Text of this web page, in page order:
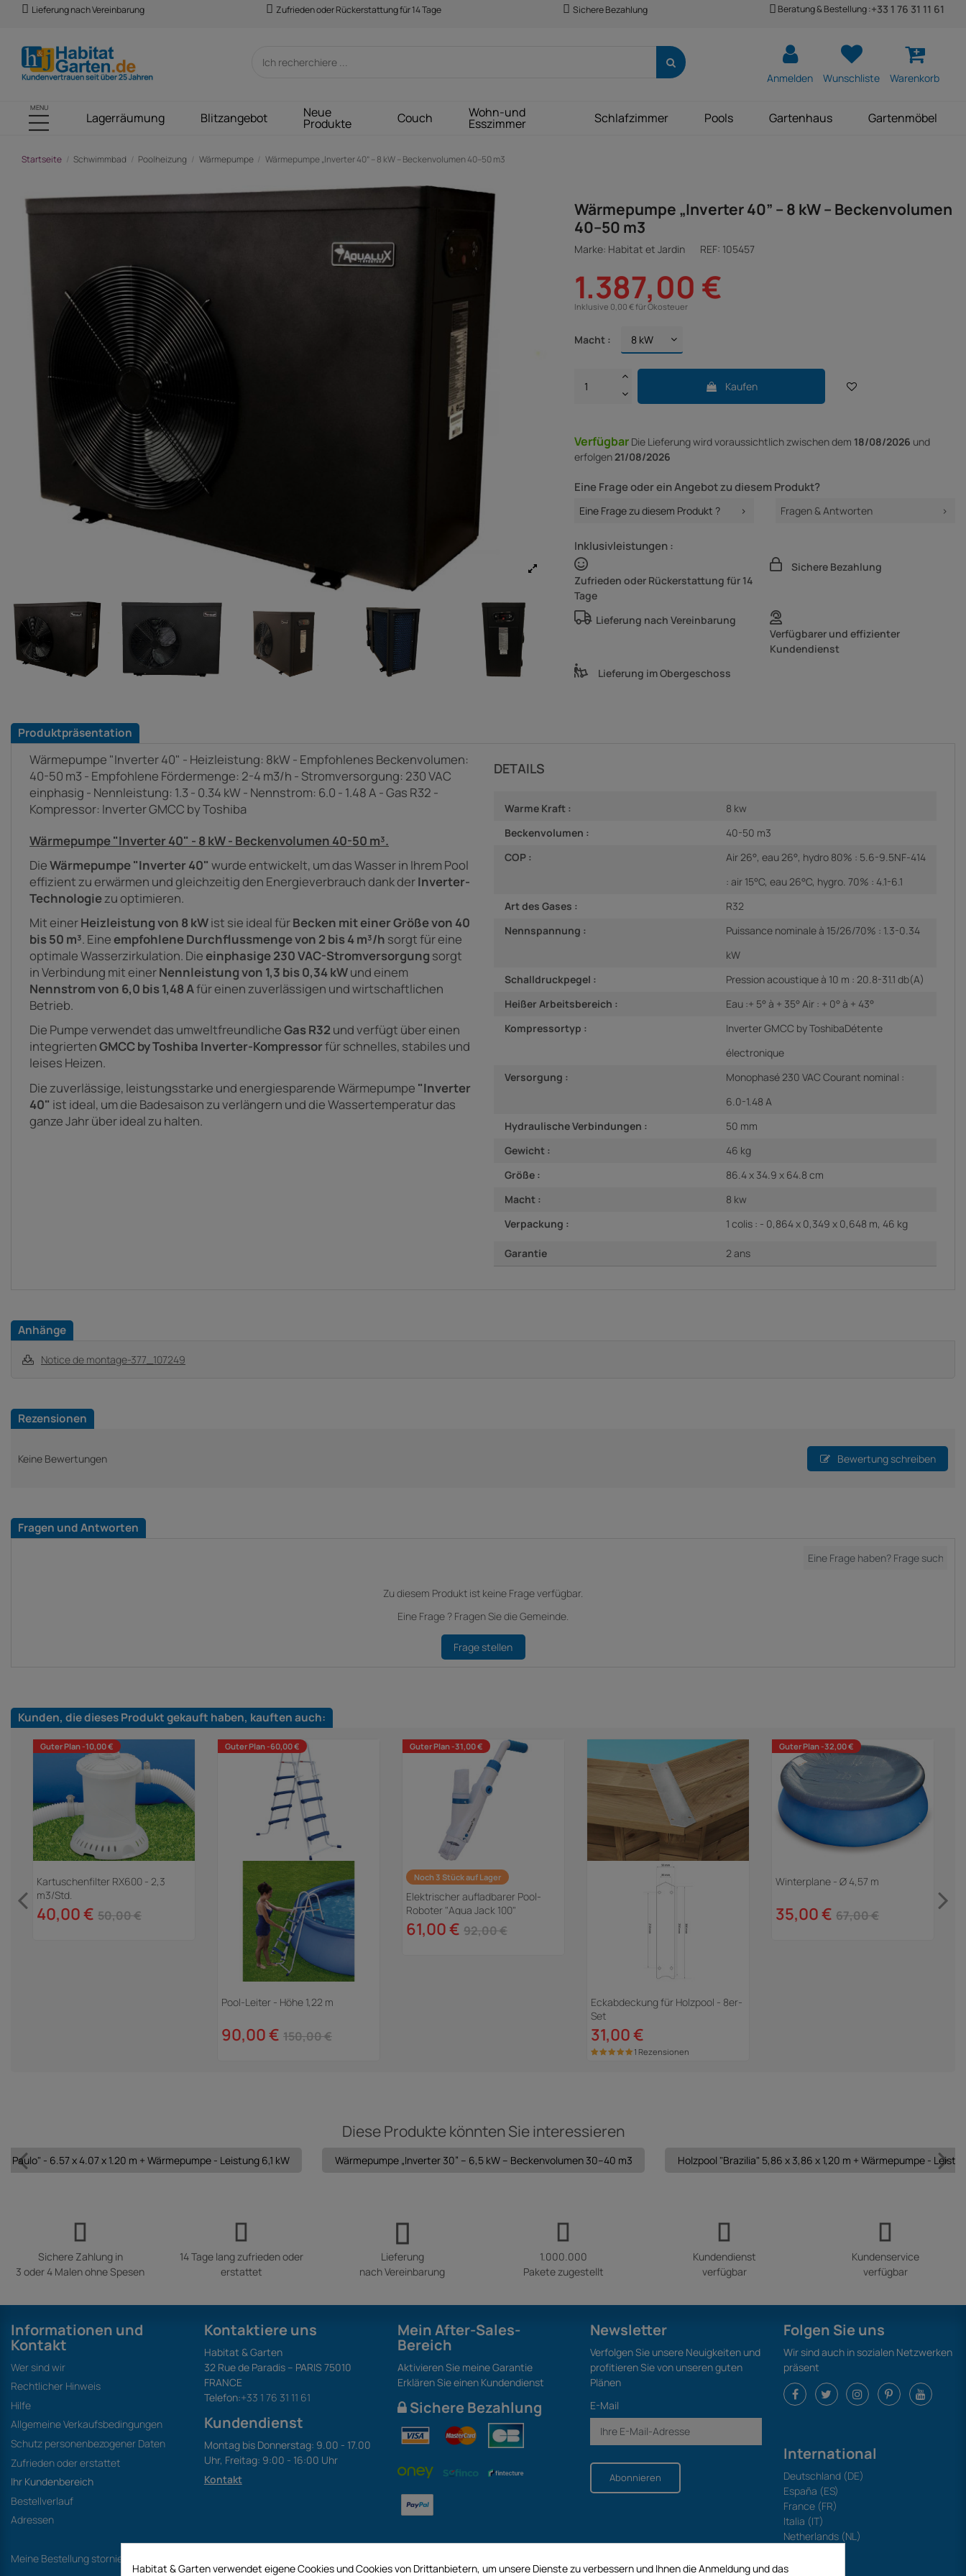
Lieferung nach Vereinbarung Zufrieden oder Rückerstattung für 14 Tage Sichere Bezahlung Beratung & Bestellung :+33 1 76 31 11 61
Anmelden Wunschliste Warenkorb
MENU
Lagerräumung Blitzangebot Neue
Produkte Couch Wohn-und
Esszimmer Schlafzimmer Pools Gartenhaus Gartenmöbel
Startseite Schwimmbad Poolheizung Wärmepumpe Wärmepumpe „Inverter 40” – 8 kW – Beckenvolumen 40–50 m3
Wärmepumpe „Inverter 40” – 8 kW – Beckenvolumen
40–50 m3
Marke: Habitat et Jardin REF: 105457
1.387,00 €
Inklusive 0,00 € für Ökosteuer
Macht :
Kaufen
Verfügbar Die Lieferungwird voraussichtlich zwischen dem 18/08/2026 und
erfolgen21/08/2026
Eine Frage oder ein Angebot zu diesem Produkt?
Eine Frage zu diesem Produkt ? Fragen & Antworten
Inklusivleistungen :
Zufrieden oder Rückerstattung für 14
Tage
Sichere Bezahlung
Lieferung nach Vereinbarung
Verfügbarer und effizienter
Kundendienst
Lieferung im Obergeschoss
Produktpräsentation
Wärmepumpe "Inverter 40" - Heizleistung: 8kW - Empfohlenes Beckenvolumen:
40-50 m3 - Empfohlene Fördermenge: 2-4 m3/h - Stromversorgung: 230 VAC
einphasig - Nennleistung: 1.3 - 0.34 kW - Nennstrom: 6.0 - 1.48 A - Gas R32 -
Kompressor: Inverter GMCC by Toshiba
Wärmepumpe "Inverter 40" - 8 kW - Beckenvolumen 40-50 m³.
DieWärmepumpe "Inverter 40" wurde entwickelt, um das Wasser in Ihrem Pool
effizient zu erwärmen und gleichzeitig den Energieverbrauch dank derInverter-
Technologiezu optimieren.
Mit einerHeizleistung von 8 kWist sie ideal fürBecken mit einer Größe von 40
bis 50 m³. Eineempfohlene Durchflussmenge von 2 bis 4 m³/h sorgt für eine
optimale Wasserzirkulation. Dieeinphasige 230 VAC-Stromversorgung sorgt
in Verbindung mit einerNennleistung von 1,3 bis 0,34 kWund einem
Nennstrom von 6,0 bis 1,48 Afür einen zuverlässigen und wirtschaftlichen
Betrieb.
Die Pumpe verwendet das umweltfreundlicheGas R32 und verfügt über einen
integriertenGMCC by Toshiba Inverter-Kompressorfür schnelles, stabiles und
leises Heizen.
Die zuverlässige, leistungsstarke und energiesparende Wärmepumpe "Inverter
40" ist ideal, um die Badesaison zu verlängern und die Wassertemperatur das
ganze Jahr über ideal zu halten.
DETAILS
Warme Kraft :
8 kw
Beckenvolumen :
40-50 m3
COP :
Air 26°, eau 26°, hydro 80% : 5.6-9.5NF-414
: air 15°C, eau 26°C, hygro. 70% : 4.1-6.1
Art des Gases :
R32
Nennspannung :
Puissance nominale à 15/26/70% : 1.3-0.34
kW
Schalldruckpegel :
Pression acoustique à 10 m : 20.8-31.1 db(A)
Heißer Arbeitsbereich :
Eau :+ 5° à + 35° Air : + 0° à + 43°
Kompressortyp :
Inverter GMCC by ToshibaDétente
électronique
Versorgung :
Monophasé 230 VAC Courant nominal :
6.0-1.48 A
Hydraulische Verbindungen :
50 mm
Gewicht :
46 kg
Größe :
86.4 x 34.9 x 64.8 cm
Macht :
8 kw
Verpackung :
1 colis : - 0,864 x 0,349 x 0,648 m, 46 kg
Garantie 2 ans
Anhänge
Notice de montage-377_107249
Rezensionen
Keine Bewertungen Bewertung schreiben
Fragen und Antworten
Zu diesem Produkt ist keine Frage verfügbar.
Eine Frage ? Fragen Sie die Gemeinde.
Frage stellen
Kunden, die dieses Produkt gekauft haben, kauften auch:
Guter Plan -10,00 €
Kartuschenfilter RX600 - 2,3
m3/Std.
40,00 € 50,00 €
Guter Plan -60,00 €
Pool-Leiter - Höhe 1,22 m
90,00 € 150,00 €
Guter Plan -31,00 €
Noch 3 Stück auf Lager
Elektrischer aufladbarer Pool-
Roboter "Aqua Jack 100"
61,00 € 92,00 €
Eckabdeckung für Holzpool - 8er-
Set
31,00 €
1 Rezensionen
Guter Plan -32,00 €
Winterplane - Ø 4,57 m
35,00 € 67,00 €
Diese Produkte könnten Sie interessieren
Paulo" - 6.57 x 4.07 x 1.20 m + Wärmepumpe - Leistung 6,1 kW Wärmepumpe „Inverter 30” – 6,5 kW – Beckenvolumen 30–40 m3 Holzpool "Brazilia" 5,86 x 3,86 x 1,20 m + Wärmepumpe -
Sichere Zahlung in
3 oder 4 Malen ohne Spesen
14 Tage lang zufrieden oder
erstattet
Lieferung
nach Vereinbarung
1.000.000
Pakete zugestellt
Kundendienst
verfügbar
Kundenservice
verfügbar
Informationen und
Kontakt
Wer sind wir
Rechtlicher Hinweis
Hilfe
Allgemeine Verkaufsbedingungen
Schutz personenbezogener Daten
Zufrieden oder erstattet
Ihr Kundenbereich
Bestellverlauf
Adressen
Meine Bestellung stornieren
Kontaktiere uns
Habitat & Garten
32 Rue de Paradis – PARIS 75010
FRANCE
Telefon:+33 1 76 31 11 61
Kundendienst
Montag bis Donnerstag: 9.00 - 17.00
Uhr, Freitag: 9:00 - 16:00 Uhr
Kontakt
Mein After-Sales-
Bereich
Aktivieren Sie meine Garantie
Erklären Sie einen Kundendienst
Sichere Bezahlung
Newsletter
Verfolgen Sie unsere Neuigkeiten und
profitieren Sie von unseren guten
Plänen
E-Mail
Abonnieren
Folgen Sie uns
Wir sind auch in sozialen Netzwerken
präsent
International
Deutschland (DE)
España (ES)
France (FR)
Italia (IT)
Netherlands (NL)
Portugal (PT)
Habitat & Garten verwendet eigene Cookies und Cookies von Drittanbietern, um unsere Dienste zu verbessern und Ihnen die Anmeldung und das